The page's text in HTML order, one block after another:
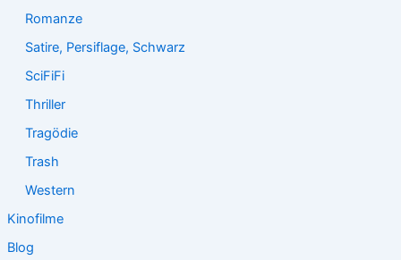
Romanze
Satire, Persiflage, Schwarz
SciFiFi
Thriller
Tragödie
Trash
Western
Kinofilme
Blog